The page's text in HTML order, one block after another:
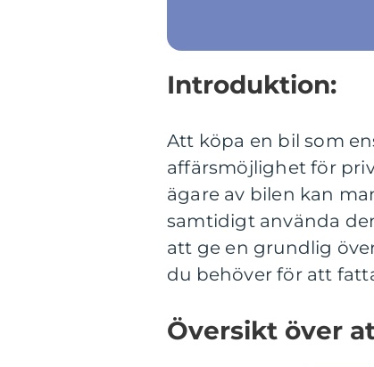
Introduktion:
Att köpa en bil som
affärsmöjlighet för
ägare av bilen kan
samtidigt använda
att ge en grundlig
du behöver för att
Översikt över